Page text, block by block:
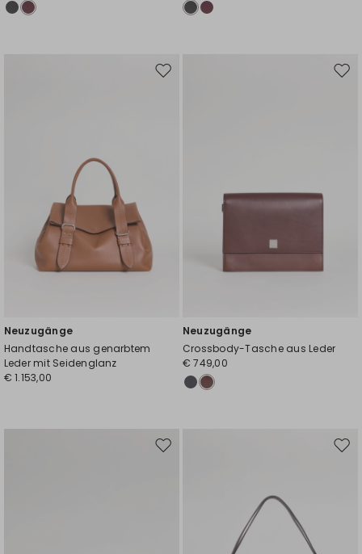
Auf
Neuzugänge
Handtasche aus genarbtem
Leder mit Seidenglanz
€ 1.153,00
Auf
Neuzugänge
Crossbody-Tasche aus Leder
€ 749,00
Auf
Auf